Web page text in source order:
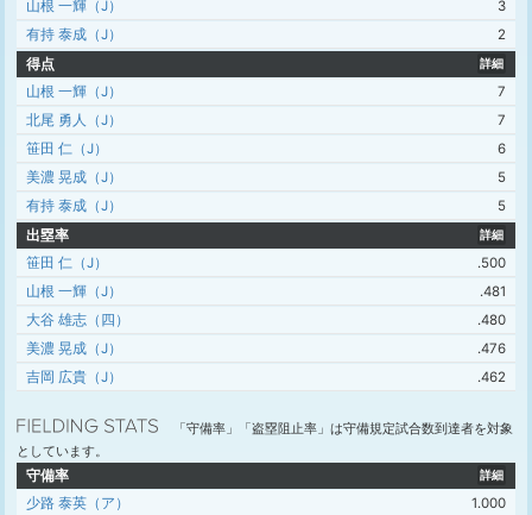
山根 一輝（J）
3
有持 泰成（J）
2
得点
詳細
山根 一輝（J）
7
北尾 勇人（J）
7
笹田 仁（J）
6
美濃 晃成（J）
5
有持 泰成（J）
5
出塁率
詳細
笹田 仁（J）
.500
山根 一輝（J）
.481
大谷 雄志（四）
.480
美濃 晃成（J）
.476
吉岡 広貴（J）
.462
「守備率」「盗塁阻止率」は守備規定試合数到達者を対象
としています。
守備率
詳細
少路 泰英（ア）
1.000